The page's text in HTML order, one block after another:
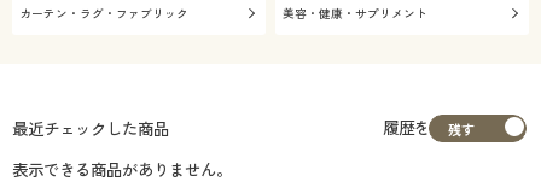
カーテン・ラグ・ファブリック 美容・健康・サプリメント
最近チェックした商品
履歴を
表示できる商品がありません。